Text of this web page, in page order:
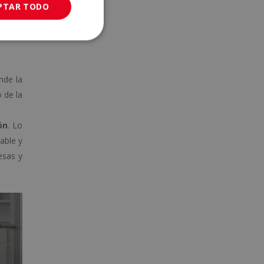
la
de la
. Lo
y
y
TODO